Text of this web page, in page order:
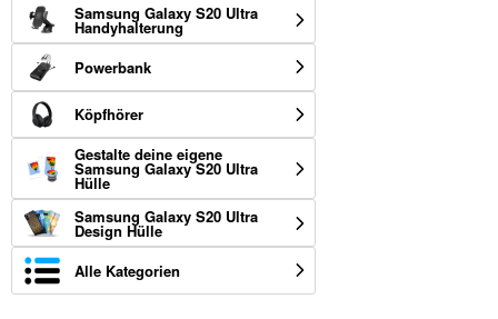
Samsung Galaxy S20 Ultra
Handyhalterung
Powerbank
Köpfhörer
Gestalte deine eigene
Samsung Galaxy S20 Ultra
Hülle
Samsung Galaxy S20 Ultra
Design Hülle
Alle Kategorien